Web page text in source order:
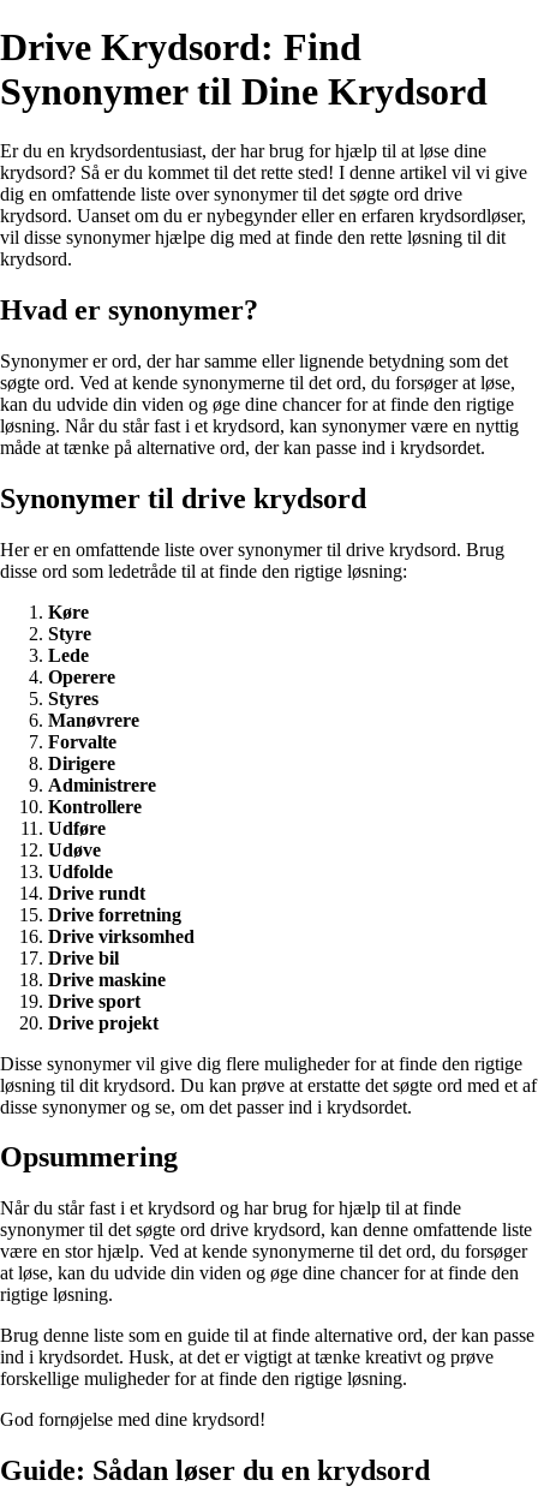
Drive Krydsord: Find
Synonymer til Dine Krydsord
Er du en krydsordentusiast, der har brug for hjælp til at løse dine
krydsord? Så er du kommet til det rette sted! I denne artikel vil vi give
dig en omfattende liste over synonymer til det søgte ord drive
krydsord. Uanset om du er nybegynder eller en erfaren krydsordløser,
vil disse synonymer hjælpe dig med at finde den rette løsning til dit
krydsord.
Hvad er synonymer?
Synonymer er ord, der har samme eller lignende betydning som det
søgte ord. Ved at kende synonymerne til det ord, du forsøger at løse,
kan du udvide din viden og øge dine chancer for at finde den rigtige
løsning. Når du står fast i et krydsord, kan synonymer være en nyttig
måde at tænke på alternative ord, der kan passe ind i krydsordet.
Synonymer til drive krydsord
Her er en omfattende liste over synonymer til drive krydsord. Brug
disse ord som ledetråde til at finde den rigtige løsning:
Køre
Styre
Lede
Operere
Styres
Manøvrere
Forvalte
Dirigere
Administrere
Kontrollere
Udføre
Udøve
Udfolde
Drive rundt
Drive forretning
Drive virksomhed
Drive bil
Drive maskine
Drive sport
Drive projekt
Disse synonymer vil give dig flere muligheder for at finde den rigtige
løsning til dit krydsord. Du kan prøve at erstatte det søgte ord med et af
disse synonymer og se, om det passer ind i krydsordet.
Opsummering
Når du står fast i et krydsord og har brug for hjælp til at finde
synonymer til det søgte ord drive krydsord, kan denne omfattende liste
være en stor hjælp. Ved at kende synonymerne til det ord, du forsøger
at løse, kan du udvide din viden og øge dine chancer for at finde den
rigtige løsning.
Brug denne liste som en guide til at finde alternative ord, der kan passe
ind i krydsordet. Husk, at det er vigtigt at tænke kreativt og prøve
forskellige muligheder for at finde den rigtige løsning.
God fornøjelse med dine krydsord!
Guide: Sådan løser du en krydsord